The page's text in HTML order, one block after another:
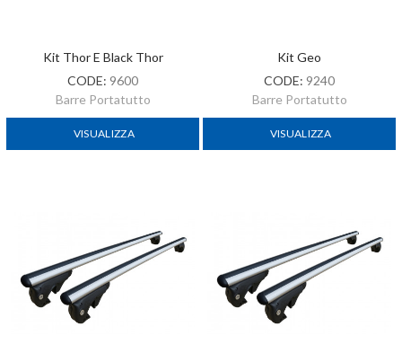
Kit Thor E Black Thor
CODE: 9600
Barre Portatutto
VISUALIZZA
Kit Geo
CODE: 9240
Barre Portatutto
VISUALIZZA